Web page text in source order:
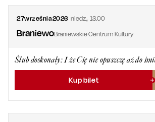
27września2026 niedz., 13.00
BraniewoBraniewskie Centrum Kultury
Ślub doskonały: I że Cię nie opuszczę aż do
Kup bilet